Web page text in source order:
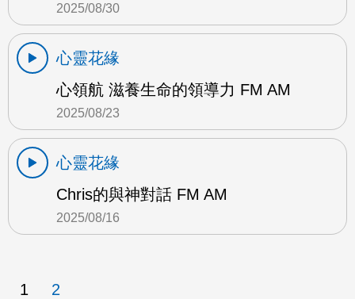
2025/08/30
心靈花緣
心領航 滋養生命的領導力 FM AM
2025/08/23
心靈花緣
Chris的與神對話 FM AM
2025/08/16
1 2